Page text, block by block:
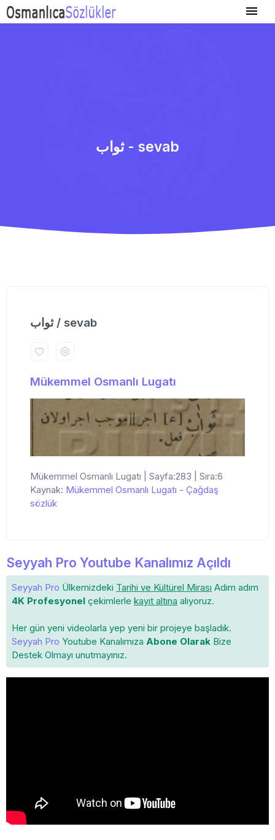
ثواب - sevab
ثواب / sevab
Mükemmel Osmanlı Lugatı
Mükemmel Osmanlı Lugatı | Sayfa:283 | Sıra:6
Kaynak: Mükemmel Osmanlı Lugatı - Çağdaş
sözlük
Seyyah Pro Youtube Kanalımız Açıldı
Seyyah Pro Ülkemizdeki Tarihi ve Kültürel Mirası Adım adım
4K Profesyonel çekimlerle kayıt altına alıyoruz.
Her gün yeni videolarla yep yeni bir projeye başladık.
Seyyah Pro Youtube Kanalımıza Abone Olarak Bize
Destek Olmayı unutmayınız.